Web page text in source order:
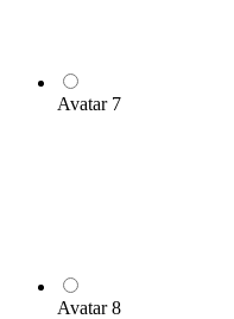
Avatar 7
Avatar 8